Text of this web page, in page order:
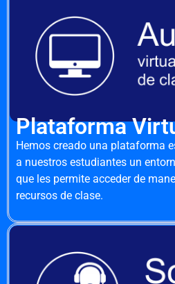
Plataforma
Hemos creado una plataforma
a nuestros estudiantes un
que les permite acceder de
recursos de clase.